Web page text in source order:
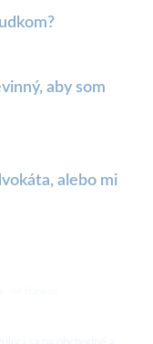
aby som
alebo mi